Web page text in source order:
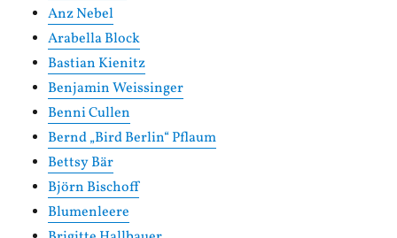
Anz Nebel
Arabella Block
Bastian Kienitz
Benjamin Weissinger
Benni Cullen
Bernd „Bird Berlin“ Pflaum
Bettsy Bär
Björn Bischoff
Blumenleere